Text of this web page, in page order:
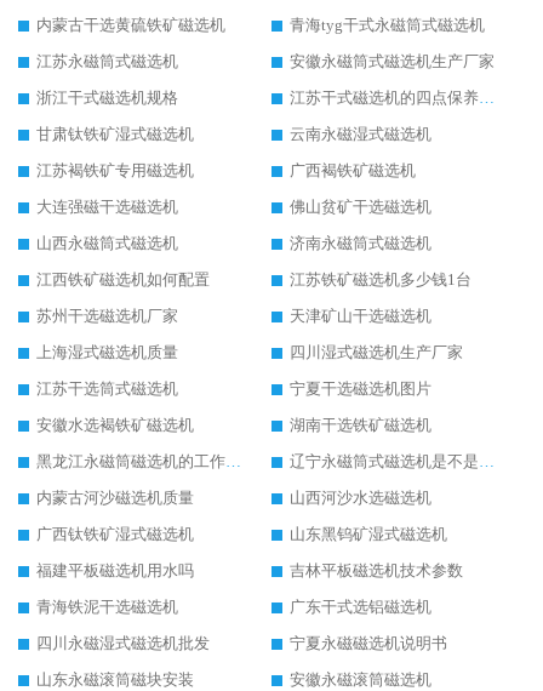
内蒙古干选黄硫铁矿磁选机
青海tyg干式永磁筒式磁选机
江苏永磁筒式磁选机
安徽永磁筒式磁选机生产厂家
浙江干式磁选机规格
江苏干式磁选机的四点保养秘籍
甘肃钛铁矿湿式磁选机
云南永磁湿式磁选机
江苏褐铁矿专用磁选机
广西褐铁矿磁选机
大连强磁干选磁选机
佛山贫矿干选磁选机
山西永磁筒式磁选机
济南永磁筒式磁选机
江西铁矿磁选机如何配置
江苏铁矿磁选机多少钱1台
苏州干选磁选机厂家
天津矿山干选磁选机
上海湿式磁选机质量
四川湿式磁选机生产厂家
江苏干选筒式磁选机
宁夏干选磁选机图片
安徽水选褐铁矿磁选机
湖南干选铁矿磁选机
黑龙江永磁筒磁选机的工作原理
辽宁永磁筒式磁选机是不是强磁
内蒙古河沙磁选机质量
山西河沙水选磁选机
广西钛铁矿湿式磁选机
山东黑钨矿湿式磁选机
福建平板磁选机用水吗
吉林平板磁选机技术参数
青海铁泥干选磁选机
广东干式选铝磁选机
四川永磁湿式磁选机批发
宁夏永磁磁选机说明书
山东永磁滚筒磁块安装
安徽永磁滚筒磁选机